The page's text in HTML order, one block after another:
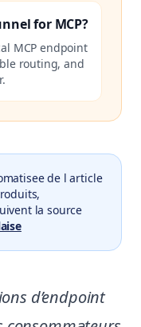
for MCP?
MCP endpoint
routing, and
de l article
la source
d’endpoint